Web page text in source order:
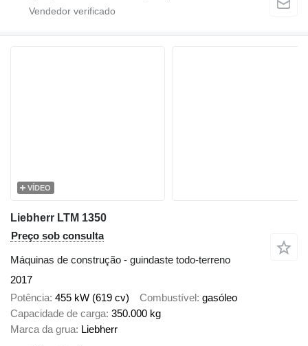
VÍDEO
Liebherr LTM 1350
Preço sob consulta
Máquinas de construção - guindaste todo-terreno
2017
Potência 455 kW (619 cv) Combustível gasóleo
Capacidade de carga 350.000 kg
Marca da grua Liebherr